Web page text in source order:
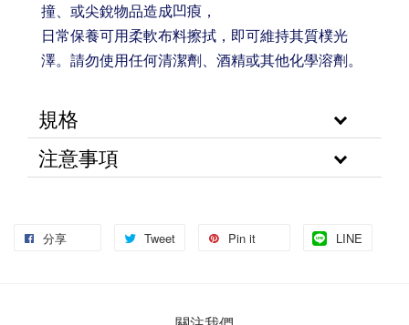
撞、或尖銳物品造成凹㾗，
日常保養可用柔軟布料擦拭，即可維持其質樸光
澤。 請勿使用任何清潔劑、酒精或其他化學溶劑。
規格
注意事項
分享 Tweet Pin it LINE